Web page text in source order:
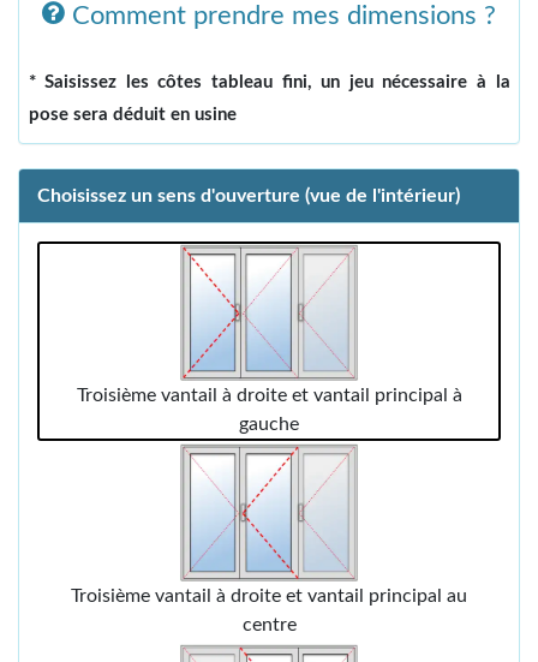
Comment prendre mes dimensions ?
* Saisissez les côtes tableau fini, un jeu nécessaire à la
pose sera déduit en usine
Choisissez un sens d'ouverture (vue de l'intérieur)
Troisième vantail à droite et vantail principal à
gauche
Troisième vantail à droite et vantail principal au
centre